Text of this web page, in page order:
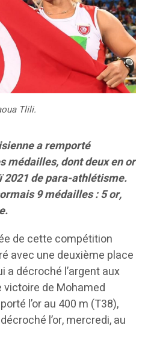
Tlili.
a remporté
médailles, dont deux en or
2021 de para-athlétisme.
9 médailles : 5 or,
de cette compétition
avec une deuxième place
a décroché l’argent aux
victoire de Mohamed
l’or au 400 m (T38),
l’or, mercredi, au